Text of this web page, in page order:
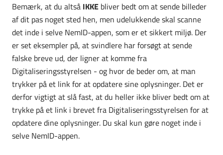
Bemærk, at du altså IKKE bliver bedt om at sende billeder
af dit pas noget sted hen, men udelukkende skal scanne
det inde i selve NemID-appen, som er et sikkert miljø. Der
er set eksempler på, at svindlere har forsøgt at sende
falske breve ud, der ligner at komme fra
Digitaliseringsstyrelsen - og hvor de beder om, at man
trykker på et link for at opdatere sine oplysninger. Det er
derfor vigtigt at slå fast, at du heller ikke bliver bedt om at
trykke på et link i brevet fra Digitaliseringsstyrelsen for at
opdatere dine oplysninger. Du skal kun gøre noget inde i
selve NemID-appen.